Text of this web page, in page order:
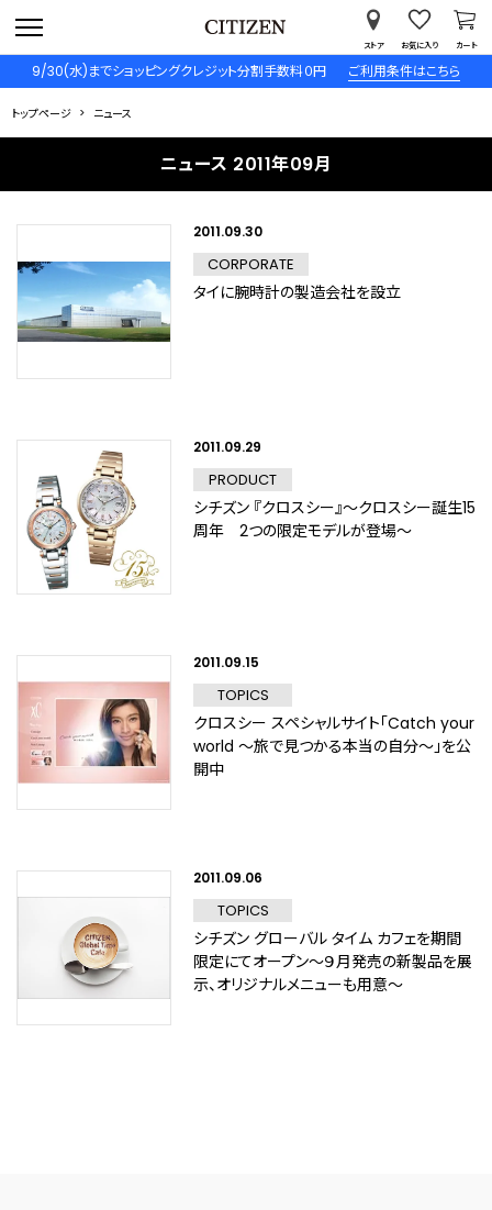
9/30(水)までショッピングクレジット分割手数料０円 ご利用条件はこちら
ストア お気に入り カート
トップページ ニュース
ニュース 2011年09月
2011.09.30
CORPORATE
タイに腕時計の製造会社を設立
2011.09.29
PRODUCT
シチズン 『クロスシー』～クロスシー誕生15
周年 2つの限定モデルが登場～
2011.09.15
TOPICS
クロスシー スペシャルサイト「Catch your
world ～旅で見つかる本当の自分～」を公
開中
2011.09.06
TOPICS
シチズン グローバル タイム カフェを期間
限定にてオープン～９月発売の新製品を展
示、オリジナルメニューも用意～